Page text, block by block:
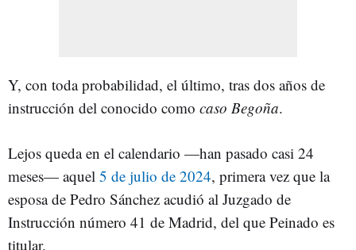
Y, con toda probabilidad, el último, tras dos años de
instrucción del conocido como caso Begoña.
Lejos queda en el calendario —han pasado casi 24
meses— aquel 5 de julio de 2024, primera vez que la
esposa de Pedro Sánchez acudió al Juzgado de
Instrucción número 41 de Madrid, del que Peinado es
titular.